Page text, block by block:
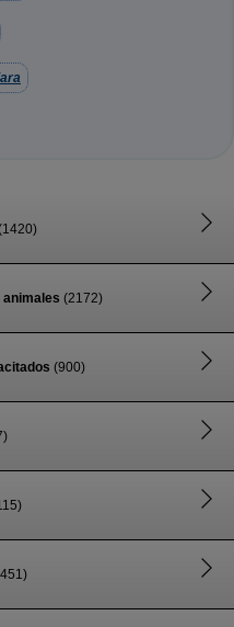
(2172)
(900)